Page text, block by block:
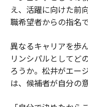
え、活躍に向けた前
職希望者からの指名
異なるキャリアを歩
リンシパルとしてど
ろうか。松井がエー
は、候補者が自分の